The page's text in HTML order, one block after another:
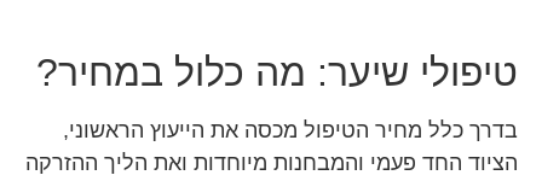
טיפולי שיער: מה כלול במחיר?
בדרך כלל מחיר הטיפול מכסה את הייעוץ הראשוני,
הציוד החד פעמי והמבחנות מיוחדות ואת הליך ההזרקה